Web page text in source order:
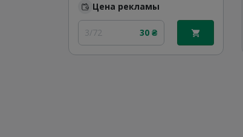
Цена рекламы
3/72 30 ₴